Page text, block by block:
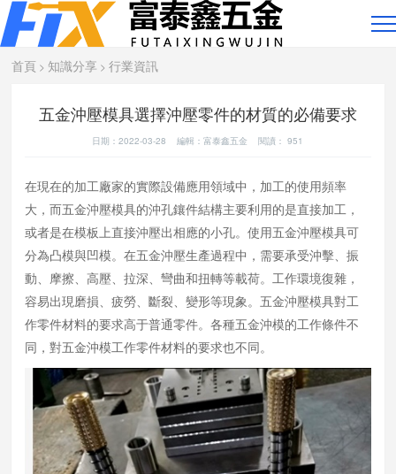
首頁 > 知識分享 >行業資訊
五金沖壓模具選擇沖壓零件的材質的必備要求
日期：2022-03-28 編輯：富泰鑫五金 閱讀：951
在現在的加工廠家的實際設備應用領域中，加工的使用頻率
大，而五金沖壓模具的沖孔鑲件結構主要利用的是直接加工，
或者是在模板上直接沖壓出相應的小孔。使用五金沖壓模具可
分為凸模與凹模。在五金沖壓生產過程中，需要承受沖擊、振
動、摩擦、高壓、拉深、彎曲和扭轉等載荷。工作環境復雜，
容易出現磨損、疲勞、斷裂、變形等現象。五金沖壓模具對工
作零件材料的要求高于普通零件。各種五金沖模的工作條件不
同，對五金沖模工作零件材料的要求也不同。